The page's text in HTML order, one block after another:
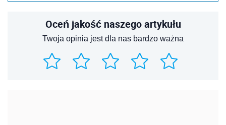
Oceń jakość naszego artykułu
Twoja opinia jest dla nas bardzo ważna